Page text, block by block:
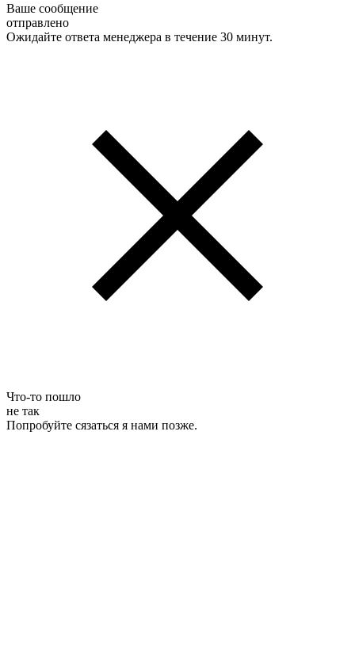
Ваше сообщение
отправлено
Ожидайте ответа менеджера в течение 30 минут.
Что-то пошло
не так
Попробуйте сязаться я нами позже.